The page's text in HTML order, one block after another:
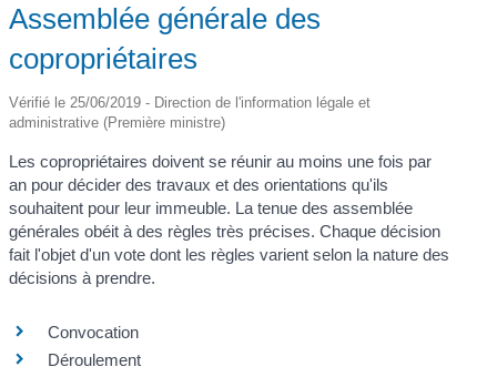
Assemblée générale des
copropriétaires
Vérifié le 25/06/2019 - Direction de l'information légale et
administrative (Première ministre)
Les copropriétaires doivent se réunir au moins une fois par
an pour décider des travaux et des orientations qu'ils
souhaitent pour leur immeuble. La tenue des assemblée
générales obéit à des règles très précises. Chaque décision
fait l'objet d'un vote dont les règles varient selon la nature des
décisions à prendre.
Convocation
Déroulement